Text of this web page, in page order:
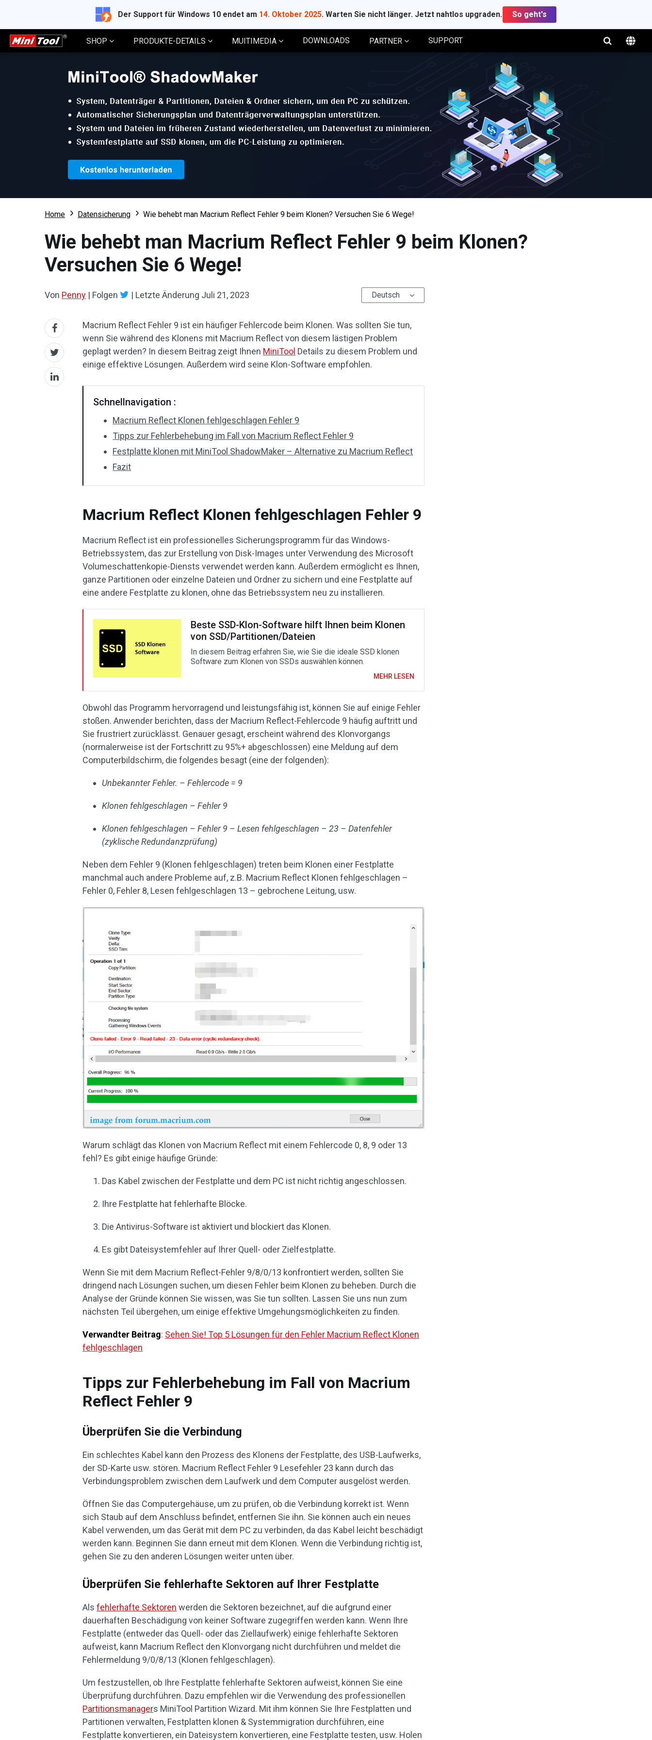
Der Support für Windows 10 endet am 14. Oktober 2025. Warten Sie nicht länger. Jetzt nahtlos upgraden. So geht's
SHOP PRODUKTE-DETAILS MUITIMEDIA DOWNLOADS PARTNER SUPPORT
Home Datensicherung Wie behebt man Macrium Reflect Fehler 9 beim Klonen? Versuchen Sie 6 Wege!
Wie behebt man Macrium Reflect Fehler 9 beim Klonen?
Versuchen Sie 6 Wege!
Von Penny | Folgen | Letzte Änderung Juli 21, 2023 Deutsch
Macrium Reflect Fehler 9 ist ein häufiger Fehlercode beim Klonen. Was sollten Sie tun,
wenn Sie während des Klonens mit Macrium Reflect von diesem lästigen Problem
geplagt werden? In diesem Beitrag zeigt Ihnen MiniTool Details zu diesem Problem und
einige effektive Lösungen. Außerdem wird seine Klon-Software empfohlen.
Schnellnavigation :
Macrium Reflect Klonen fehlgeschlagen Fehler 9
Tipps zur Fehlerbehebung im Fall von Macrium Reflect Fehler 9
Festplatte klonen mit MiniTool ShadowMaker – Alternative zu Macrium Reflect
Fazit
Macrium Reflect Klonen fehlgeschlagen Fehler 9
Macrium Reflect ist ein professionelles Sicherungsprogramm für das Windows-
Betriebssystem, das zur Erstellung von Disk-Images unter Verwendung des Microsoft
Volumeschattenkopie-Diensts verwendet werden kann. Außerdem ermöglicht es Ihnen,
ganze Partitionen oder einzelne Dateien und Ordner zu sichern und eine Festplatte auf
eine andere Festplatte zu klonen, ohne das Betriebssystem neu zu installieren.
Beste SSD-Klon-Software hilft Ihnen beim Klonen
von SSD/Partitionen/Dateien
In diesem Beitrag erfahren Sie, wie Sie die ideale SSD klonen
Software zum Klonen von SSDs auswählen können.
MEHR LESEN
Obwohl das Programm hervorragend und leistungsfähig ist, können Sie auf einige Fehler
stoßen. Anwender berichten, dass der Macrium Reflect-Fehlercode 9 häufig auftritt und
Sie frustriert zurücklässt. Genauer gesagt, erscheint während des Klonvorgangs
(normalerweise ist der Fortschritt zu 95%+ abgeschlossen) eine Meldung auf dem
Computerbildschirm, die folgendes besagt (eine der folgenden):
Unbekannter Fehler. – Fehlercode = 9
Klonen fehlgeschlagen – Fehler 9
Klonen fehlgeschlagen – Fehler 9 – Lesen fehlgeschlagen – 23 – Datenfehler
(zyklische Redundanzprüfung)
Neben dem Fehler 9 (Klonen fehlgeschlagen) treten beim Klonen einer Festplatte
manchmal auch andere Probleme auf, z.B. Macrium Reflect Klonen fehlgeschlagen –
Fehler 0, Fehler 8, Lesen fehlgeschlagen 13 – gebrochene Leitung, usw.
Warum schlägt das Klonen von Macrium Reflect mit einem Fehlercode 0, 8, 9 oder 13
fehl? Es gibt einige häufige Gründe:
Das Kabel zwischen der Festplatte und dem PC ist nicht richtig angeschlossen.
Ihre Festplatte hat fehlerhafte Blöcke.
Die Antivirus-Software ist aktiviert und blockiert das Klonen.
Es gibt Dateisystemfehler auf Ihrer Quell- oder Zielfestplatte.
Wenn Sie mit dem Macrium Reflect-Fehler 9/8/0/13 konfrontiert werden, sollten Sie
dringend nach Lösungen suchen, um diesen Fehler beim Klonen zu beheben. Durch die
Analyse der Gründe können Sie wissen, was Sie tun sollten. Lassen Sie uns nun zum
nächsten Teil übergehen, um einige effektive Umgehungsmöglichkeiten zu finden.
Verwandter Beitrag: Sehen Sie! Top 5 Lösungen für den Fehler Macrium Reflect Klonen
fehlgeschlagen
Tipps zur Fehlerbehebung im Fall von Macrium
Reflect Fehler 9
Überprüfen Sie die Verbindung
Ein schlechtes Kabel kann den Prozess des Klonens der Festplatte, des USB-Laufwerks,
der SD-Karte usw. stören. Macrium Reflect Fehler 9 Lesefehler 23 kann durch das
Verbindungsproblem zwischen dem Laufwerk und dem Computer ausgelöst werden.
Öffnen Sie das Computergehäuse, um zu prüfen, ob die Verbindung korrekt ist. Wenn
sich Staub auf dem Anschluss befindet, entfernen Sie ihn. Sie können auch ein neues
Kabel verwenden, um das Gerät mit dem PC zu verbinden, da das Kabel leicht beschädigt
werden kann. Beginnen Sie dann erneut mit dem Klonen. Wenn die Verbindung richtig ist,
gehen Sie zu den anderen Lösungen weiter unten über.
Überprüfen Sie fehlerhafte Sektoren auf Ihrer Festplatte
Alsfehlerhafte Sektoren werden die Sektoren bezeichnet, auf die aufgrund einer
dauerhaften Beschädigung von keiner Software zugegriffen werden kann. Wenn Ihre
Festplatte (entweder das Quell- oder das Ziellaufwerk) einige fehlerhafte Sektoren
aufweist, kann Macrium Reflect den Klonvorgang nicht durchführen und meldet die
Fehlermeldung 9/0/8/13 (Klonen fehlgeschlagen).
Um festzustellen, ob Ihre Festplatte fehlerhafte Sektoren aufweist, können Sie eine
Überprüfung durchführen. Dazu empfehlen wir die Verwendung des professionellen
Partitionsmanagers MiniTool Partition Wizard. Mit ihm können Sie Ihre Festplatten und
Partitionen verwalten, Festplatten klonen & Systemmigration durchführen, eine
Festplatte konvertieren, ein Dateisystem konvertieren, eine Festplatte testen, usw. Holen